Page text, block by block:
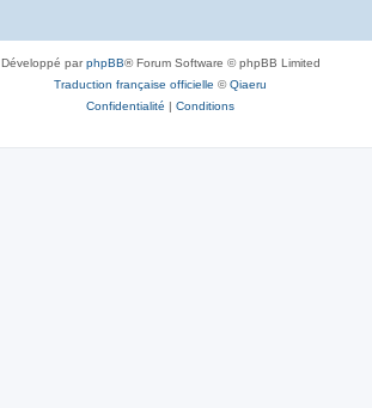
Développé parphpBB® Forum Software © phpBB Limited
Traduction française officielle ©Qiaeru
Confidentialité | Conditions